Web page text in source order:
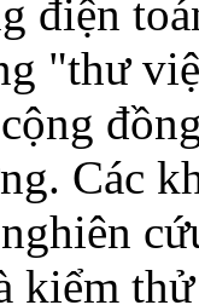
điện
"thư
Các
kiểm